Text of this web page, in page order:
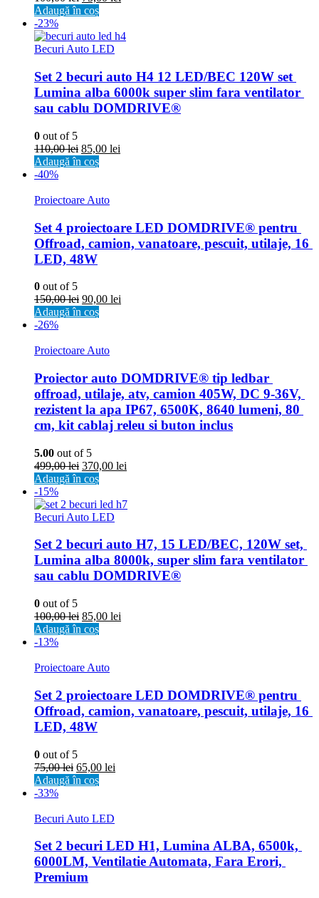
Adaugă în coș
-23%
Becuri Auto LED
Set 2 becuri auto H4 12 LED/BEC 120W set
Lumina alba 6000k super slim fara ventilator
sau cablu DOMDRIVE®
0 out of 5
110,00lei 85,00 lei
Adaugă în coș
-40%
Proiectoare Auto
Set 4 proiectoare LED DOMDRIVE® pentru
Offroad, camion, vanatoare, pescuit, utilaje, 16
LED, 48W
0 out of 5
150,00lei 90,00 lei
Adaugă în coș
-26%
Proiectoare Auto
Proiector auto DOMDRIVE® tip ledbar
offroad, utilaje, atv, camion 405W, DC 9-36V,
rezistent la apa IP67, 6500K, 8640 lumeni, 80
cm, kit cablaj releu si buton inclus
5.00 out of 5
499,00lei 370,00 lei
Adaugă în coș
-15%
Becuri Auto LED
Set 2 becuri auto H7, 15 LED/BEC, 120W set,
Lumina alba 8000k, super slim fara ventilator
sau cablu DOMDRIVE®
0 out of 5
100,00lei 85,00 lei
Adaugă în coș
-13%
Proiectoare Auto
Set 2 proiectoare LED DOMDRIVE® pentru
Offroad, camion, vanatoare, pescuit, utilaje, 16
LED, 48W
0 out of 5
75,00lei 65,00 lei
Adaugă în coș
-33%
Becuri Auto LED
Set 2 becuri LED H1, Lumina ALBA, 6500k,
6000LM, Ventilatie Automata, Fara Erori,
Premium